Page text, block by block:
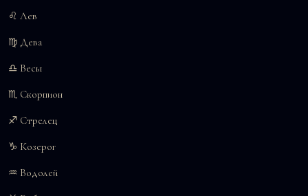
♌ Лев
♍ Дева
♎ Весы
♏ Скорпион
♐ Стрелец
♑ Козерог
♒ Водолей